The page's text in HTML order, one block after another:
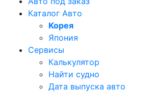
Каталог Авто
Корея
Япония
Сервисы
Калькулятор
Найти судно
Дата выпуска авто